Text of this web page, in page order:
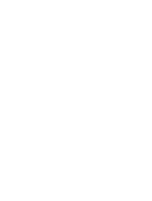
"אשדוד נט"
כאן